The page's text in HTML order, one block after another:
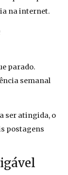
na internet.
parado.
semanal
ser atingida, o
postagens